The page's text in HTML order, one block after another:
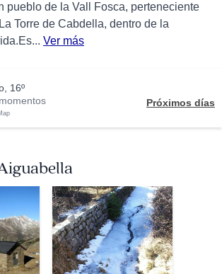
pueblo de la Vall Fosca, perteneciente
Torre de Cabdella, dentro de la
Ver más
16º
Próximos días
taxara